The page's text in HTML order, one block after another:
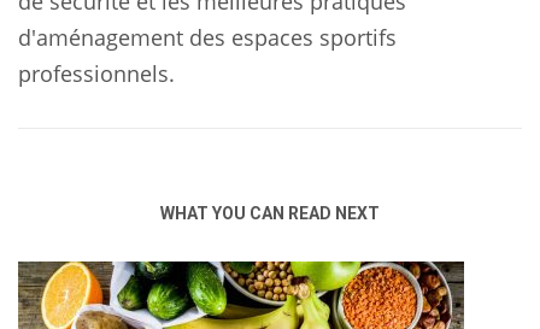
d'aménagement des espaces sportifs
professionnels.
WHAT YOU CAN READ NEXT